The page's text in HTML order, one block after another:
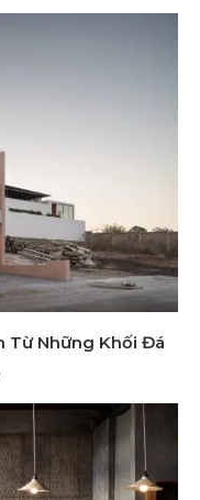
Từ Những Khối Đá